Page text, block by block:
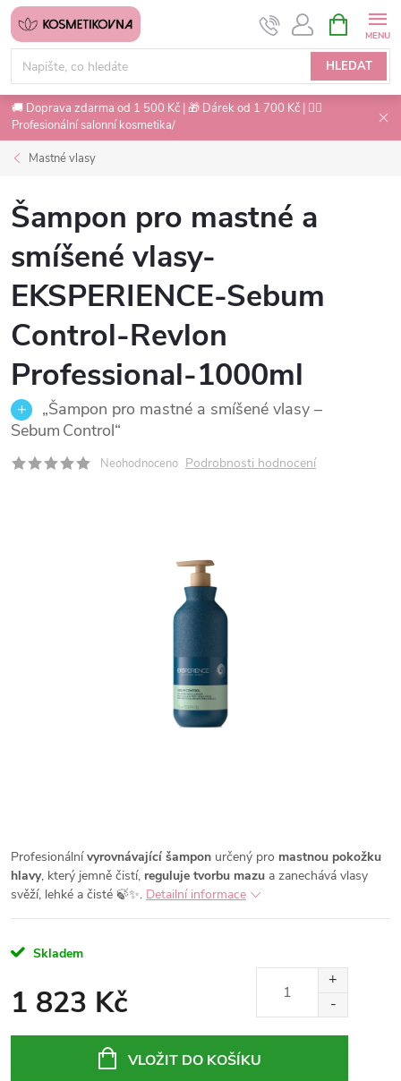
Přejít
obsah
HLEDAT
NÁKUPNÍ
KOŠÍK
🚚 Doprava zdarma od 1 500 Kč | 🎁 Dárek od 1 700 Kč | 💇‍♀️
Profesionální salonní kosmetika/
Mastné vlasy
Šampon pro mastné a
smíšené vlasy-
EKSPERIENCE-Sebum
Control-Revlon
Professional-1000ml
„Šampon pro mastné a smíšené vlasy –
Sebum Control“
Neohodnoceno Podrobnosti hodnocení
Profesionálnívyrovnávající šampon určený pro mastnou pokožku
hlavy, který jemně čistí, reguluje tvorbu mazu a zanechává vlasy
svěží, lehké a čisté 🍃✨. Detailní informace
Skladem
1 823 Kč
VLOŽIT DO KOŠÍKU